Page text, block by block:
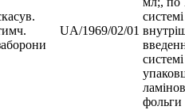
UA/1969/02/01
фольги